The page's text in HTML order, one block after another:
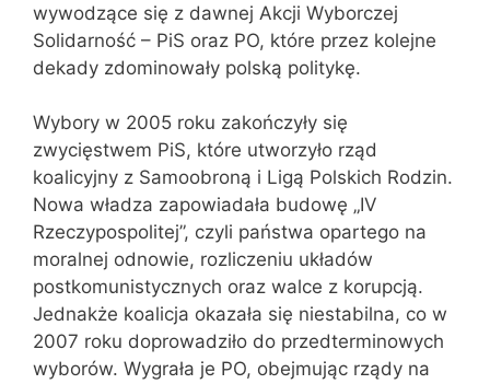
wywodzące się z dawnej Akcji Wyborczej
Solidarność – PiS oraz PO, które przez kolejne
dekady zdominowały polską politykę.
Wybory w 2005 roku zakończyły się
zwycięstwem PiS, które utworzyło rząd
koalicyjny z Samoobroną i Ligą Polskich Rodzin.
Nowa władza zapowiadała budowę „IV
Rzeczypospolitej”, czyli państwa opartego na
moralnej odnowie, rozliczeniu układów
postkomunistycznych oraz walce z korupcją.
Jednakże koalicja okazała się niestabilna, co w
2007 roku doprowadziło do przedterminowych
wyborów. Wygrała je PO, obejmując rządy na